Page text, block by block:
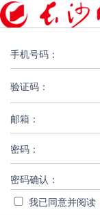
手机号码：
验证码：
邮箱：
密码：
密码确认：
我已同意并阅读